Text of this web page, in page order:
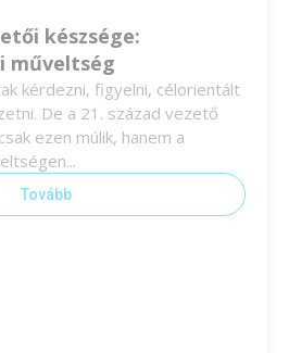
készsége:
műveltség
kérdezni, figyelni, célorientált
De a 21. század vezető
ezen múlik, hanem a
Tovább